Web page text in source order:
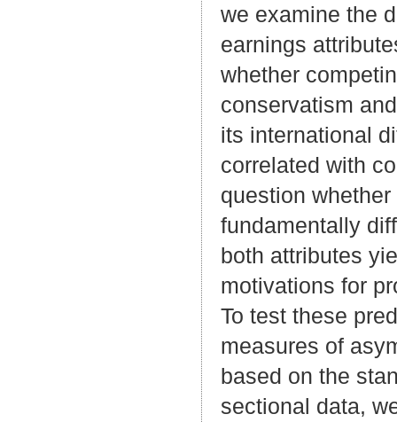
we examine the
earnings
whether
conservatism
its international
correlated with
question
fundamentally
both attributes
motivations for
To test these
measures of
based on the
sectional data,